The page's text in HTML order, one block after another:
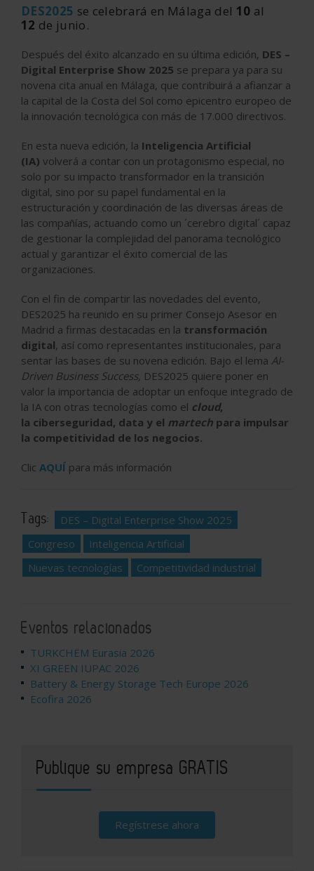
DES2025 se celebrará en Málaga del 10 al
12 de junio.
Después del éxito alcanzado en su última edición, DES –
Digital Enterprise Show 2025 se prepara ya para su
novena cita anual en Málaga, que contribuirá a afianzar a
la capital de la Costa del Sol como epicentro europeo de
la innovación tecnológica con más de 17.000 directivos.
En esta nueva edición, la Inteligencia Artificial
(IA) volverá a contar con un protagonismo especial, no
solo por su impacto transformador en la transición
digital, sino por su papel fundamental en la
estructuración y coordinación de las diversas áreas de
las compañías, actuando como un ´cerebro digital´ capaz
de gestionar la complejidad del panorama tecnológico
actual y garantizar el éxito comercial de las
organizaciones.
Con el fin de compartir las novedades del evento,
DES2025 ha reunido en su primer Consejo Asesor en
Madrid a firmas destacadas en la transformación
digital, así como representantes institucionales, para
sentar las bases de su novena edición. Bajo el lema AI-
Driven Business Success, DES2025 quiere poner en
valor la importancia de adoptar un enfoque integrado de
la IA con otras tecnologías como el cloud,
la ciberseguridad, data y el martech para impulsar
la competitividad de los negocios.
Clic AQUÍ para más información
Tags:
DES – Digital Enterprise Show 2025
Congreso
Inteligencia Artificial
Nuevas tecnologías
Competitividad industrial
Eventos relacionados
TURKCHEM Eurasia 2026
XI GREEN IUPAC 2026
Battery & Energy Storage Tech Europe 2026
Ecofira 2026
Publique su empresa GRATIS
Regístrese ahora